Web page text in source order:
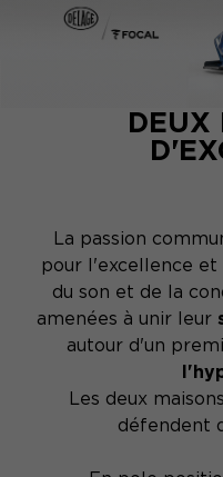
DEUX
La passion
pour l'excellence
du son et de la
amenées à unir leur
autour d'un
Les deux
défendent